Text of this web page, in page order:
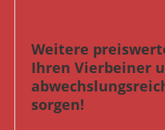
Weitere
Ihren Vierbeiner
sorgen!